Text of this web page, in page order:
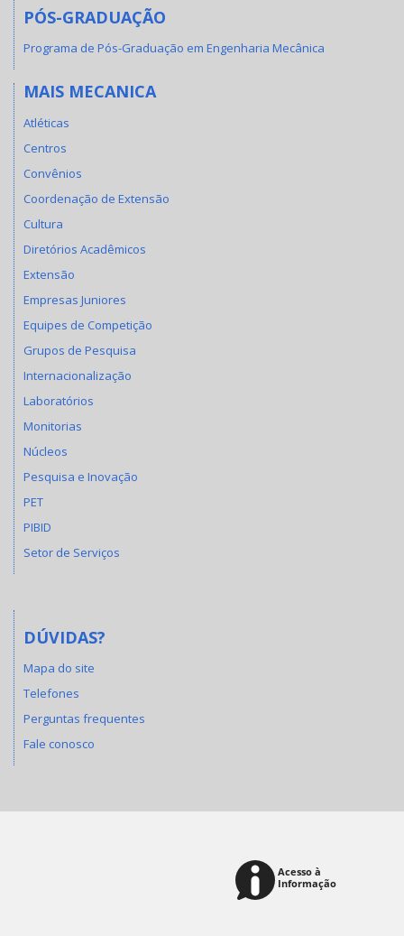
PÓS-GRADUAÇÃO
Programa de Pós-Graduação em Engenharia Mecânica
MAIS MECANICA
Atléticas
Centros
Convênios
Coordenação de Extensão
Cultura
Diretórios Acadêmicos
Extensão
Empresas Juniores
Equipes de Competição
Grupos de Pesquisa
Internacionalização
Laboratórios
Monitorias
Núcleos
Pesquisa e Inovação
PET
PIBID
Setor de Serviços
DÚVIDAS?
Mapa do site
Telefones
Perguntas frequentes
Fale conosco